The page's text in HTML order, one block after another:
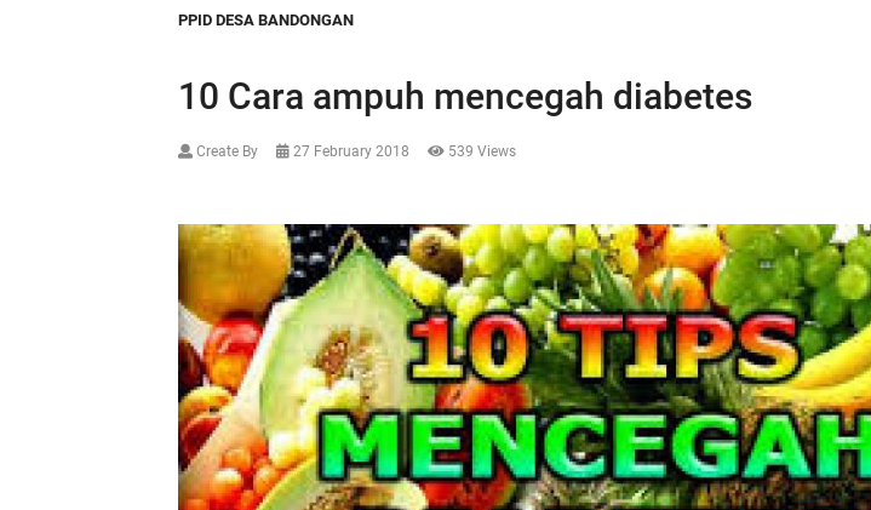
PPID DESA BANDONGAN
10 Cara ampuh mencegah diabetes
Create By 27 February 2018 539 Views